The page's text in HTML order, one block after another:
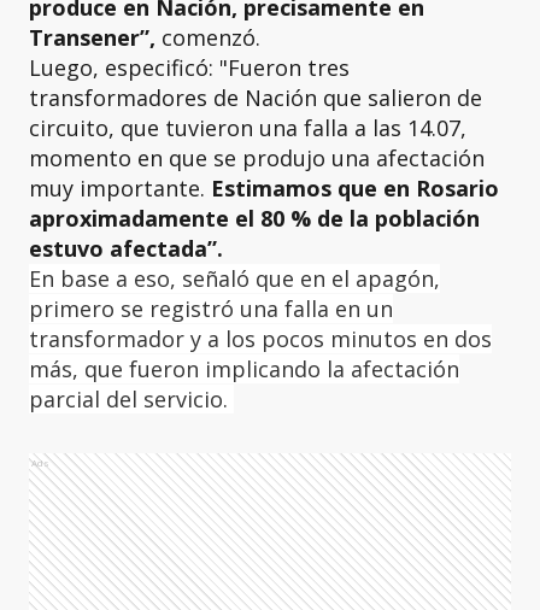
produce en Nación, precisamente en
Transener”, comenzó.
Luego, especificó: "Fueron tres
transformadores de Nación que salieron de
circuito, que tuvieron una falla a las 14.07,
momento en que se produjo una afectación
muy importante. Estimamos que en Rosario
aproximadamente el 80 % de la población
estuvo afectada”.
En base a eso, señaló que en el apagón,
primero se registró una falla en un
transformador y a los pocos minutos en dos
más, que fueron implicando la afectación
parcial del servicio.
Ads